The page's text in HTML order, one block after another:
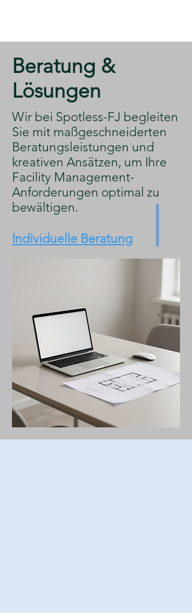
​Beratung &
Lösungen
​Wir bei Spotless-FJ begleiten
Sie mit maßgeschneiderten
Beratungsleistungen und
kreativen Ansätzen, um Ihre
Facility Management-
Anforderungen optimal zu
bewältigen.
Individuelle Beratung